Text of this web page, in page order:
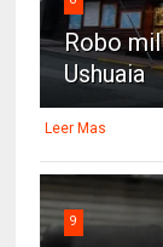
Robo
Ushuaia
Leer Mas
9